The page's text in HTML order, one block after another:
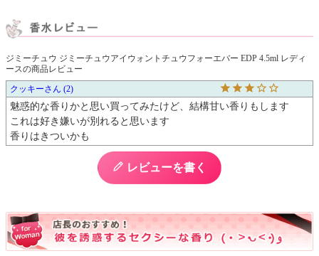
ジミーチュウ ジミーチュウアイウォントチュウフォーエバー EDP 4.5ml レディ
ースの商品レビュー
クッキー
2
魅惑的な香りかと思い買ってみたけど、結構甘い香りもします
これは好き嫌いが別れると思います
香りはきついかも
レビューを書く